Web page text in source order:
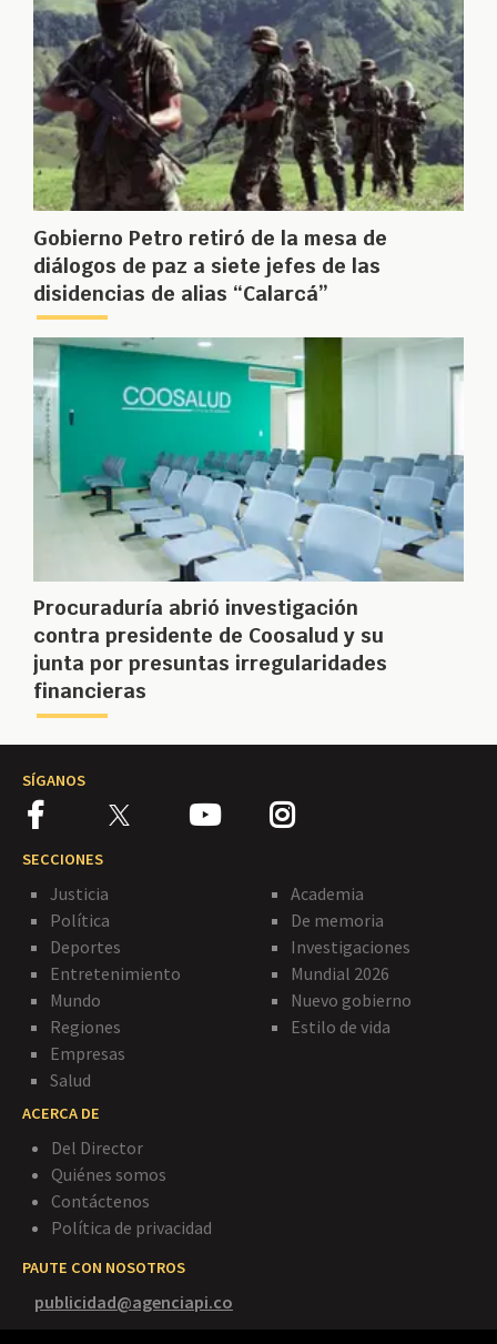
Gobierno Petro retiró de la mesa de
diálogos de paz a siete jefes de las
disidencias de alias “Calarcá”
Procuraduría abrió investigación
contra presidente de Coosalud y su
junta por presuntas irregularidades
financieras
SÍGANOS
SECCIONES
Justicia
Política
Deportes
Entretenimiento
Mundo
Regiones
Empresas
Salud
Academia
De memoria
Investigaciones
Mundial 2026
Nuevo gobierno
Estilo de vida
ACERCA DE
Del Director
Quiénes somos
Contáctenos
Política de privacidad
PAUTE CON NOSOTROS
publicidad@agenciapi.co